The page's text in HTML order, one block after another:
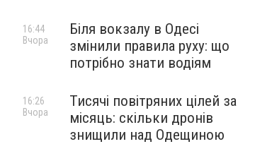
Біля вокзалу в Одесі
змінили правила руху: що
потрібно знати водіям
16:44
Вчора
Тисячі повітряних цілей за
місяць: скільки дронів
знищили над Одещиною
16:26
Вчора